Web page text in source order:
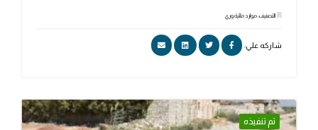
التصنيف: موارد مائية وري
شاركه علي:
تم تنفيذه